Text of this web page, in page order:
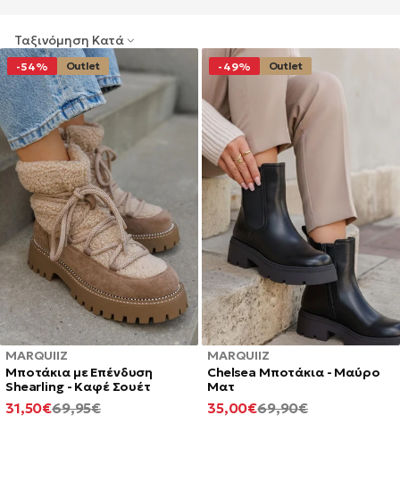
Ταξινόμηση Κατά
MARQUIIZ
Μποτάκια με Επένδυση
Shearling - Καφέ Σουέτ
-54% Outlet
ΚΑΝΟΝΙΚΉ
69,95€
ΕΛΆΧΙΣΤΗ
31,50€
MARQUIIZ
Chelsea Μποτάκια - Μαύρο
Ματ
-49% Outlet
ΚΑΝΟΝΙΚΉ
69,90€
ΕΛΆΧΙΣΤΗ
35,00€